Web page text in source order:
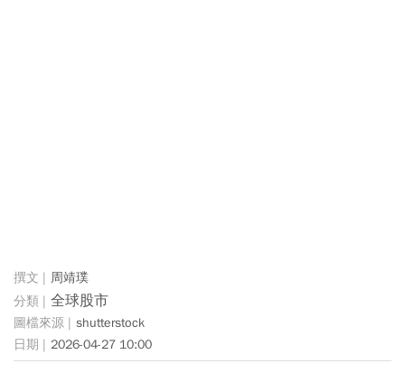
周靖璞
全球股市
shutterstock
2026-04-27 10:00